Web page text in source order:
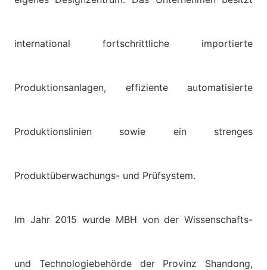
international fortschrittliche importierte
Produktionsanlagen, effiziente automatisierte
Produktionslinien sowie ein strenges
Produktüberwachungs- und Prüfsystem.
Im Jahr 2015 wurde MBH von der Wissenschafts-
und Technologiebehörde der Provinz Shandong,